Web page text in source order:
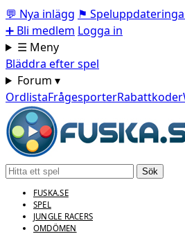
💬 Nya inlägg ⚑
➕ Bli medlem Logga in
☰ Meny
Bläddra efter spel
Forum ▾
OrdlistaFrågesporterRabattkoder
Sök
FUSKA.SE
SPEL
JUNGLE RACERS
OMDÖMEN